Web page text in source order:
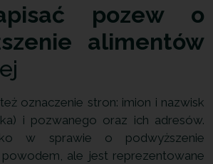
pozew o
alimentów
oznaczenie stron: imion i nazwisk
i pozwanego oraz ich adresów.
w sprawie o podwyższenie
ale jest reprezentowane